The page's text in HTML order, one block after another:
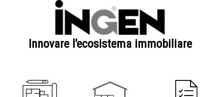
Innovare l'ecosistema immobiliare